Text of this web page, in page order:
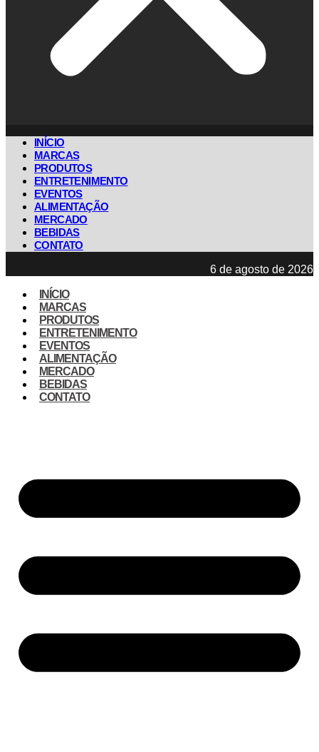
INÍCIO
MARCAS
PRODUTOS
ENTRETENIMENTO
EVENTOS
ALIMENTAÇÃO
MERCADO
BEBIDAS
CONTATO
6 de agosto de 2026
INÍCIO
MARCAS
PRODUTOS
ENTRETENIMENTO
EVENTOS
ALIMENTAÇÃO
MERCADO
BEBIDAS
CONTATO